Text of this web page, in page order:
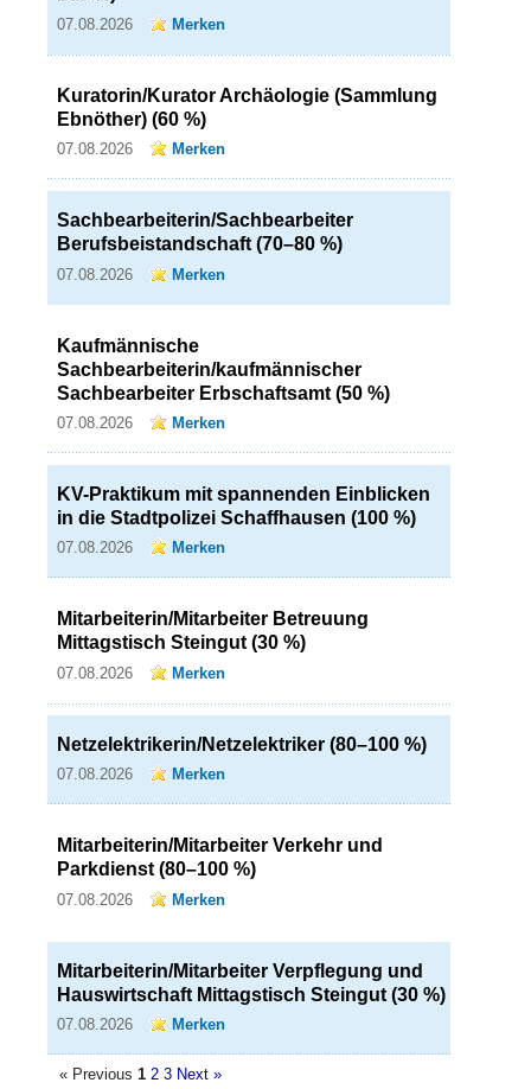
07.08.2026 Merken
Kuratorin/Kurator Archäologie (Sammlung
Ebnöther) (60 %)
07.08.2026 Merken
Sachbearbeiterin/Sachbearbeiter
Berufsbeistandschaft (70–80 %)
07.08.2026 Merken
Kaufmännische
Sachbearbeiterin/kaufmännischer
Sachbearbeiter Erbschaftsamt (50 %)
07.08.2026 Merken
KV-Praktikum mit spannenden Einblicken
in die Stadtpolizei Schaffhausen (100 %)
07.08.2026 Merken
Mitarbeiterin/Mitarbeiter Betreuung
Mittagstisch Steingut (30 %)
07.08.2026 Merken
Netzelektrikerin/Netzelektriker (80–100 %)
07.08.2026 Merken
Mitarbeiterin/Mitarbeiter Verkehr und
Parkdienst (80–100 %)
07.08.2026 Merken
Mitarbeiterin/Mitarbeiter Verpflegung und
Hauswirtschaft Mittagstisch Steingut (30 %)
07.08.2026 Merken
« Previous 1 2 3 Next »